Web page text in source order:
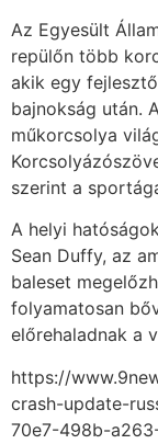
Az Egyesült
repülőn több
akik egy
bajnokság után.
műkorcsolya
szerint a
A helyi
Sean Duffy, az
baleset
folyamatosan
előrehaladnak a
https://
crash-update-
70e7-498b-